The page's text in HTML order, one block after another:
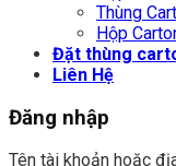
Thùng
Hộp
Đặt thùng
Liên Hệ
Đăng nhập
Tên tài khoản hoặc